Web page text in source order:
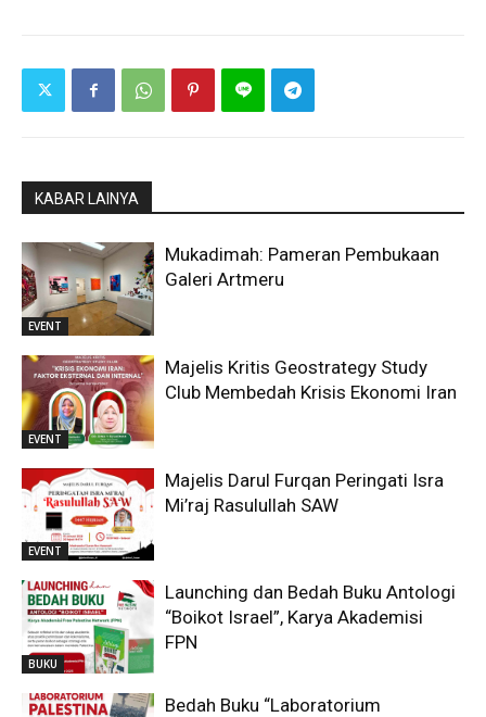
KABAR LAINYA
EVENT
Mukadimah: Pameran Pembukaan
Galeri Artmeru
EVENT
Majelis Kritis Geostrategy Study
Club Membedah Krisis Ekonomi Iran
EVENT
Majelis Darul Furqan Peringati Isra
Mi’raj Rasulullah SAW
BUKU
Launching dan Bedah Buku Antologi
“Boikot Israel”, Karya Akademisi
FPN
Bedah Buku “Laboratorium